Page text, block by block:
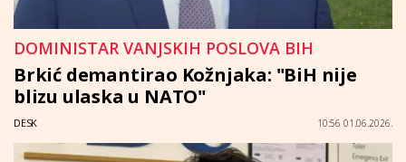
DOMINISTAR VANJSKIH POSLOVA BIH
Brkić demantirao Kožnjaka: "BiH nije
blizu ulaska u NATO"
DESK 10:56 01.06.2026.